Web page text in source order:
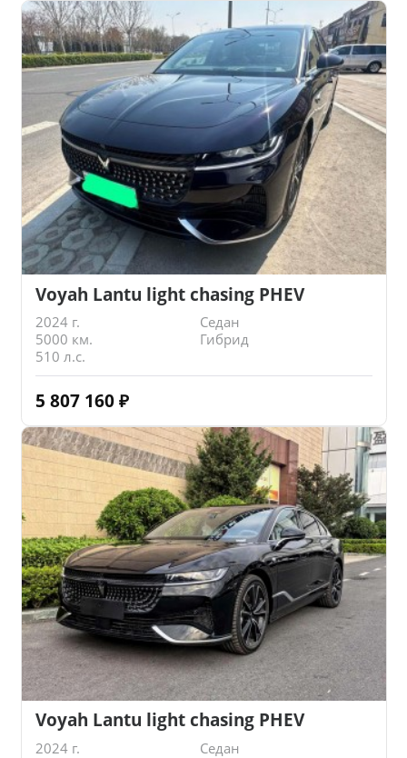
Voyah Lantu light chasing PHEV
2024 г.
Седан
5000 км.
Гибрид
510 л.с.
5 807 160 ₽
Voyah Lantu light chasing PHEV
2024 г.
Седан